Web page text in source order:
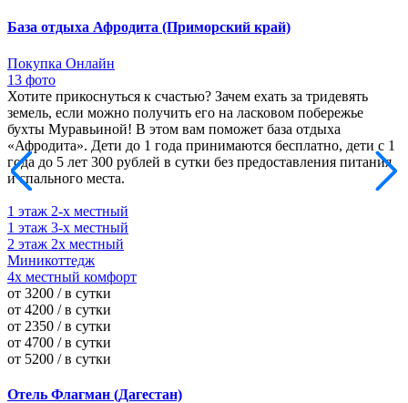
База отдыха Афродита (Приморский край)
Покупка Онлайн
13 фото
Хотите прикоснуться к счастью? Зачем ехать за тридевять
земель, если можно получить его на ласковом побережье
бухты Муравьиной! В этом вам поможет база отдыха
«Афродита». Дети до 1 года принимаются бесплатно, дети с 1
года до 5 лет 300 рублей в сутки без предоставления питания
и спального места.
1 этаж 2-х местный
1 этаж 3-х местный
2 этаж 2х местный
Миникоттедж
4х местный комфорт
от 3200 / в сутки
от 4200 / в сутки
от 2350 / в сутки
от 4700 / в сутки
от 5200 / в сутки
Отель Флагман (Дагестан)